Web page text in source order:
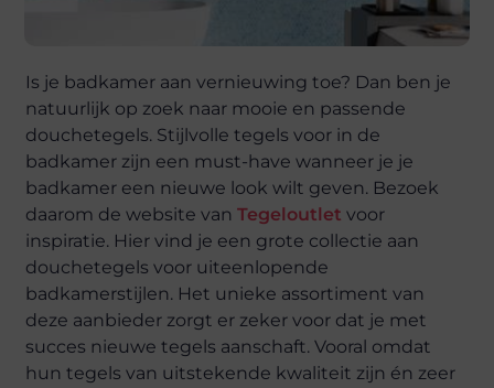
Is je badkamer aan vernieuwing toe? Dan ben je
natuurlijk op zoek naar mooie en passende
douchetegels. Stijlvolle tegels voor in de
badkamer zijn een must-have wanneer je je
badkamer een nieuwe look wilt geven. Bezoek
daarom de website vanTegeloutletvoor
inspiratie. Hier vind je een grote collectie aan
douchetegels voor uiteenlopende
badkamerstijlen. Het unieke assortiment van
deze aanbieder zorgt er zeker voor dat je met
succes nieuwe tegels aanschaft. Vooral omdat
hun tegels van uitstekende kwaliteit zijn én zeer